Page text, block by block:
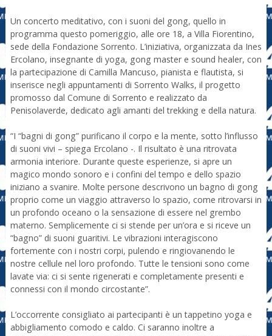
Un concerto meditativo, con i suoni del gong, quello in
programma questo pomeriggio, alle ore 18, a Villa Fiorentino,
sede della Fondazione Sorrento. L’iniziativa, organizzata da Ines
Ercolano, insegnante di yoga, gong master e sound healer, con
la partecipazione di Camilla Mancuso, pianista e flautista, si
inserisce negli appuntamenti di Sorrento Walks, il progetto
promosso dal Comune di Sorrento e realizzato da
Penisolaverde, dedicato agli amanti del trekking e della natura.
“I “bagni di gong” purificano il corpo e la mente, sotto l’influsso
di suoni vivi – spiega Ercolano -. Il risultato è una ritrovata
armonia interiore. Durante queste esperienze, si apre un
magico mondo sonoro e i confini del tempo e dello spazio
iniziano a svanire. Molte persone descrivono un bagno di gong
proprio come un viaggio attraverso lo spazio, come ritrovarsi in
un profondo oceano o la sensazione di essere nel grembo
materno. Semplicemente ci si stende per un’ora e si riceve un
“bagno” di suoni guaritivi. Le vibrazioni interagiscono
fortemente con i nostri corpi, pulendo e ringiovanendo le
nostre cellule nel loro profondo. Tutte le tensioni sono come
lavate via: ci si sente rigenerati e completamente presenti e
connessi con il mondo circostante”.
L’occorrente consigliato ai partecipanti è un tappetino yoga e
abbigliamento comodo e caldo. Ci saranno inoltre a